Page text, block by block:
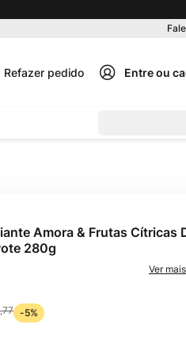
Refazer pedido
Amora & Frutas Cítricas
280g
,77 -5%